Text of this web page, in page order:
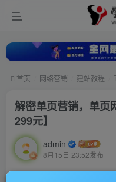
首页 网络营销 建站教程
解密单页营销，单页
299元】
admin
8月15日 23:52发布